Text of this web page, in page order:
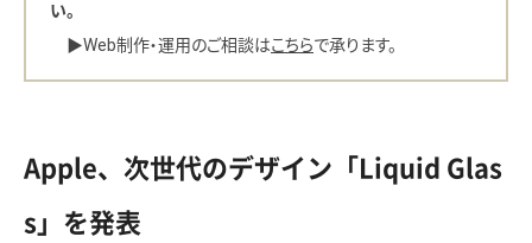
い。
▶︎Web制作・運用のご相談はこちらで承ります。
Apple、次世代のデザイン「Liquid Glas
s」を発表